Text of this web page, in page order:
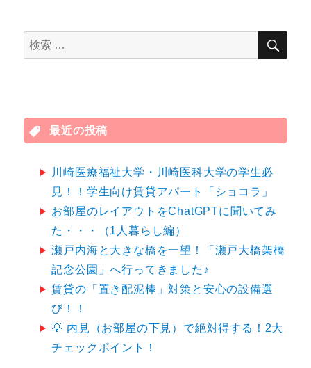
ー
ン
検
索
検
最近の投稿
川崎医療福祉大学・川崎医科大学の学生必
見！！学生向け賃貸アパート「ショコラ」
お部屋のレイアウトをChatGPTに聞いてみ
た・・・（1人暮らし編）
瀬戸内海と大きな橋を一望！「瀬戸大橋架橋
記念公園」へ行ってきました♪
賃貸の「置き配泥棒」対策と安心の設備選
び！！
💡 内見（お部屋の下見）で絶対得する！2大
チェックポイント！